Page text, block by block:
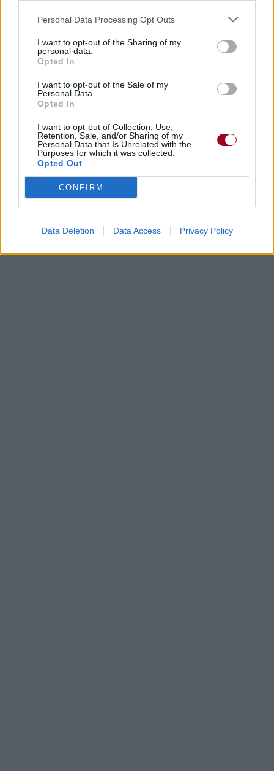
Personal Data Processing Opt Outs
I want to opt-out of the Sharing of my
personal data.
Opted In
I want to opt-out of the Sale of my
Personal Data.
Opted In
I want to opt-out of Collection, Use,
Retention, Sale, and/or Sharing of my
Personal Data that Is Unrelated with the
Purposes for which it was collected.
Opted Out
CONFIRM
Data Deletion Data Access Privacy Policy
Commentaires
Voir la vidéo de «No Resolution»
Paroles + Traduction
Commentaires